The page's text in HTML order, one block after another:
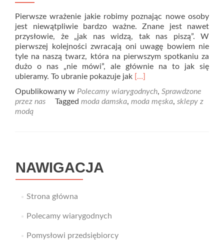
Pierwsze wrażenie jakie robimy poznając nowe osoby
jest niewątpliwie bardzo ważne. Znane jest nawet
przysłowie, że „jak nas widzą, tak nas piszą”. W
pierwszej kolejności zwracają oni uwagę bowiem nie
tyle na naszą twarz, która na pierwszym spotkaniu za
dużo o nas „nie mówi”, ale głównie na to jak się
ubieramy. To ubranie pokazuje jak Read
about
Wyjątkowy
[…]
Opublikowany w Polecamy wiarygodnych, Sprawdzone
przez nas
Tagged moda damska, moda męska, sklepy z
modą
NAWIGACJA
Strona główna
Polecamy wiarygodnych
Pomysłowi przedsiębiorcy